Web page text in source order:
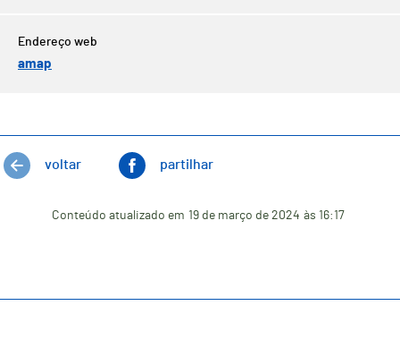
amap
voltar partilhar
Conteúdo atualizado em 19 de março de 2024 às 16:17